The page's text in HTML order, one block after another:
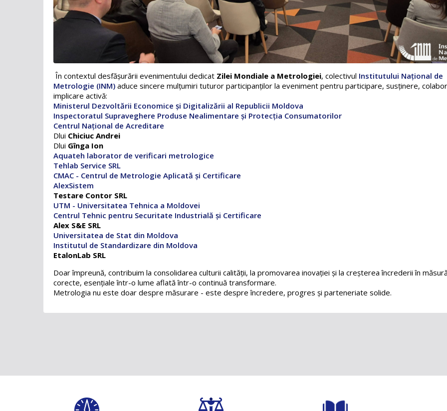
În contextul desfășurării evenimentului dedicat Zilei Mondiale a Metrologiei, colectivul Institutului Național de
Metrologie (INM) aduce sincere mulțumiri tuturor participanților la eveniment pentru participare, susținere,
implicare activă:
Ministerul Dezvoltării Economice și Digitalizării al Republicii Moldova
Inspectoratul Supraveghere Produse Nealimentare și Protecția Consumatorilor
Centrul Național de Acreditare
Dlui Chiciuc Andrei
Dlui Gînga Ion
Aquateh laborator de verificari metrologice
Tehlab Service SRL
CMAC - Centrul de Metrologie Aplicată și Certificare
AlexSistem
Testare Contor SRL
UTM - Universitatea Tehnica a Moldovei
Centrul Tehnic pentru Securitate Industrială și Certificare
Alex S&E SRL
Universitatea de Stat din Moldova
Institutul de Standardizare din Moldova
EtalonLab SRL
Doar împreună, contribuim la consolidarea culturii calității, la promovarea inovației și la creșterea încrederii în
corecte, esențiale într-o lume aflată într-o continuă transformare.
Metrologia nu este doar despre măsurare - este despre încredere, progres și parteneriate solide.